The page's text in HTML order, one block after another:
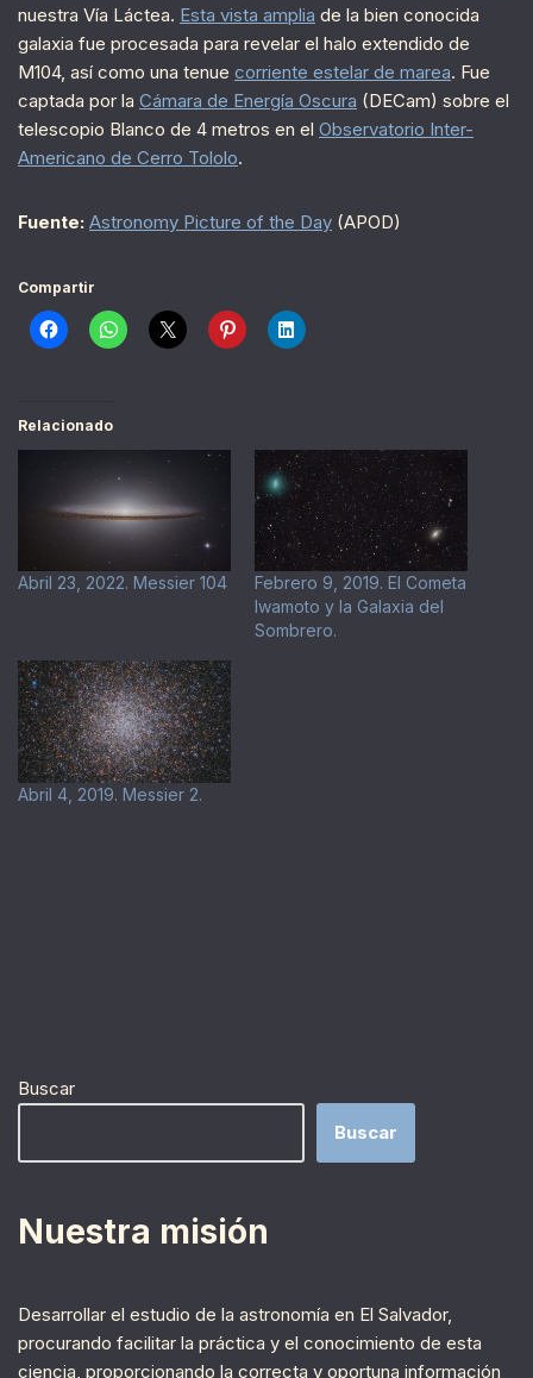
nuestra Vía Láctea. Esta vista amplia de la bien conocida
galaxia fue procesada para revelar el halo extendido de
M104, así como una tenue corriente estelar de marea. Fue
captada por la Cámara de Energía Oscura (DECam) sobre el
telescopio Blanco de 4 metros en el Observatorio Inter-
Americano de Cerro Tololo.
Fuente: Astronomy Picture of the Day (APOD)
Compartir
Relacionado
Abril 23, 2022. Messier 104
Febrero 9, 2019. El Cometa
Iwamoto y la Galaxia del
Sombrero.
Abril 4, 2019. Messier 2.
Buscar
Buscar
Nuestra misión
Desarrollar el estudio de la astronomía en El Salvador,
procurando facilitar la práctica y el conocimiento de esta
ciencia, proporcionando la correcta y oportuna información